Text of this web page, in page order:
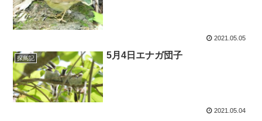
2021.05.05
探鳥記 5月4日エナガ団子
2021.05.04